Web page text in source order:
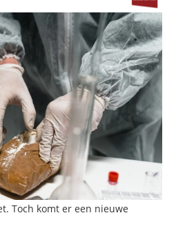
Toch komt er een nieuwe